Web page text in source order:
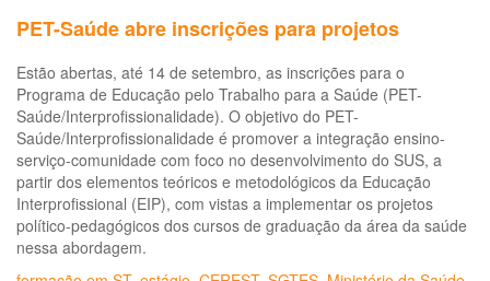
PET-Saúde abre inscrições para projetos
Estão abertas, até 14 de setembro, as inscrições para o
Programa de Educação pelo Trabalho para a Saúde (PET-
Saúde/Interprofissionalidade). O objetivo do PET-
Saúde/Interprofissionalidade é promover a integração ensino-
serviço-comunidade com foco no desenvolvimento do SUS, a
partir dos elementos teóricos e metodológicos da Educação
Interprofissional (EIP), com vistas a implementar os projetos
político-pedagógicos dos cursos de graduação da área da saúde
nessa abordagem.